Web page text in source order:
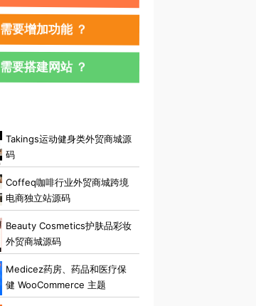
需要增加功能 ？
需要搭建网站 ？
Takings运动健身类外贸商城源
码
Coffeq咖啡行业外贸商城跨境
电商独立站源码
Beauty Cosmetics护肤品彩妆
外贸商城源码
Medicez药房、药品和医疗保
健 WooCommerce 主题